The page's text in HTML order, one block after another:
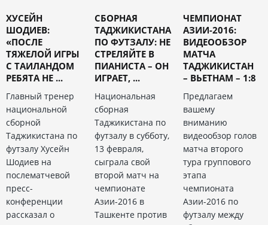
ХУСЕЙН
ШОДИЕВ:
«ПОСЛЕ
ТЯЖЕЛОЙ ИГРЫ
С ТАИЛАНДОМ
РЕБЯТА НЕ ...
Главный тренер
национальной
сборной
Таджикистана по
футзалу Хусейн
Шодиев на
послематчевой
пресс-
конференции
рассказал о
СБОРНАЯ
ТАДЖИКИСТАНА
ПО ФУТЗАЛУ: НЕ
СТРЕЛЯЙТЕ В
ПИАНИСТА – ОН
ИГРАЕТ, ...
Национальная
сборная
Таджикистана по
футзалу в субботу,
13 февраля,
сыграла свой
второй матч на
чемпионате
Азии-2016 в
Ташкенте против
ЧЕМПИОНАТ
АЗИИ-2016:
ВИДЕООБЗОР
МАТЧА
ТАДЖИКИСТАН
– ВЬЕТНАМ – 1:8
Предлагаем
вашему
вниманию
видеообзор голов
матча второго
тура группового
этапа
чемпионата
Азии-2016 по
футзалу между